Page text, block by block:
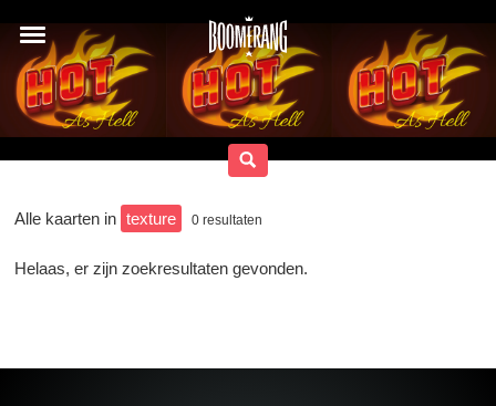
Alle kaarten in texture 0 resultaten
Helaas, er zijn zoekresultaten gevonden.